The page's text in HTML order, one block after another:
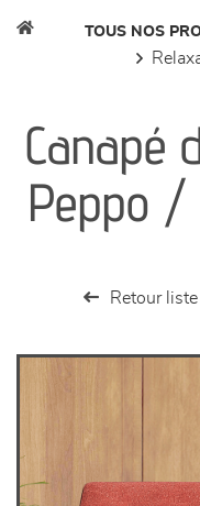
séjours
meubles de
décoration
TOUS NOS
Canapé
Peppo /
Retour liste